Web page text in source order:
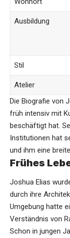
Ausbildung
Stil
Atelier
Die Biografie von
früh intensiv mit
beschäftigt hat.
Institutionen hat
und ihm eine
Frühes
Joshua Elias
durch ihre
Umgebung hatte
Verständnis von
Schon in jungen